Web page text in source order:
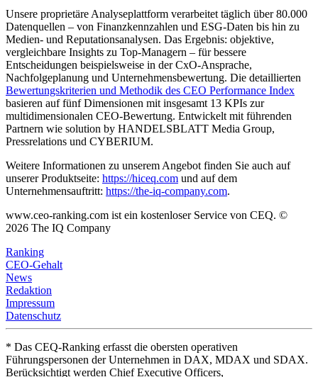
Unsere proprietäre Analyseplattform verarbeitet täglich über 80.000
Datenquellen – von Finanzkennzahlen und ESG-Daten bis hin zu
Medien- und Reputationsanalysen. Das Ergebnis: objektive,
vergleichbare Insights zu Top-Managern – für bessere
Entscheidungen beispielsweise in der CxO-Ansprache,
Nachfolgeplanung und Unternehmensbewertung. Die detaillierten
Bewertungskriterien und Methodik des CEO Performance Index
basieren auf fünf Dimensionen mit insgesamt 13 KPIs zur
multidimensionalen CEO-Bewertung. Entwickelt mit führenden
Partnern wie solution by HANDELSBLATT Media Group,
Pressrelations und CYBERIUM.
Weitere Informationen zu unserem Angebot finden Sie auch auf
unserer Produktseite: https://hiceq.com und auf dem
Unternehmensauftritt: https://the-iq-company.com.
www.ceo-ranking.com ist ein kostenloser Service von CEQ. ©
2026 The IQ Company
Ranking
CEO-Gehalt
News
Redaktion
Impressum
Datenschutz
* Das CEQ-Ranking erfasst die obersten operativen
Führungspersonen der Unternehmen in DAX, MDAX und SDAX.
Berücksichtigt werden Chief Executive Officers,